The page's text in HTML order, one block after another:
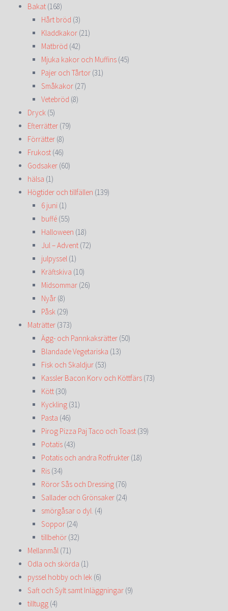
Bakat (168)
Hårt bröd (3)
Kladdkakor (21)
Matbröd (42)
Mjuka kakor och Muffins (45)
Pajer och Tårtor (31)
Småkakor (27)
Vetebröd (8)
Dryck (5)
Efterrätter (79)
Förrätter (8)
Frukost (46)
Godsaker (60)
hälsa (1)
Högtider och tillfällen (139)
6 juni (1)
buffé (55)
Halloween (18)
Jul – Advent (72)
julpyssel (1)
Kräftskiva (10)
Midsommar (26)
Nyår (8)
Påsk (29)
Maträtter (373)
Ägg- och Pannkaksrätter (50)
Blandade Vegetariska (13)
Fisk och Skaldjur (53)
Kassler Bacon Korv och Köttfärs (73)
Kött (30)
Kyckling (31)
Pasta (46)
Pirog Pizza Paj Taco och Toast (39)
Potatis (43)
Potatis och andra Rotfrukter (18)
Ris (34)
Röror Sås och Dressing (76)
Sallader och Grönsaker (24)
smörgåsar o dyl. (4)
Soppor (24)
tillbehör (32)
Mellanmål (71)
Odla och skörda (1)
pyssel hobby och lek (6)
Saft och Sylt samt Inläggningar (9)
tilltugg (4)